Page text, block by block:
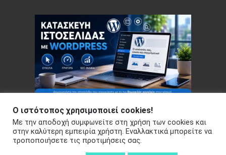
Copyright © 2026 Your e-articles - WordPress Theme : by
Sparkle Themes Πολιτική Απορρήτου
Ο ιστότοπος χρησιμοποιεί cookies!
Με την αποδοχή συμφωνείτε στη χρήση των cookies και
στην καλύτερη εμπειρία χρήστη. Εναλλακτικά μπορείτε να
τροποποιήσετε τις προτιμήσεις σας.